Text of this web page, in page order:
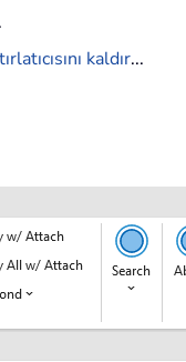
kaldır...